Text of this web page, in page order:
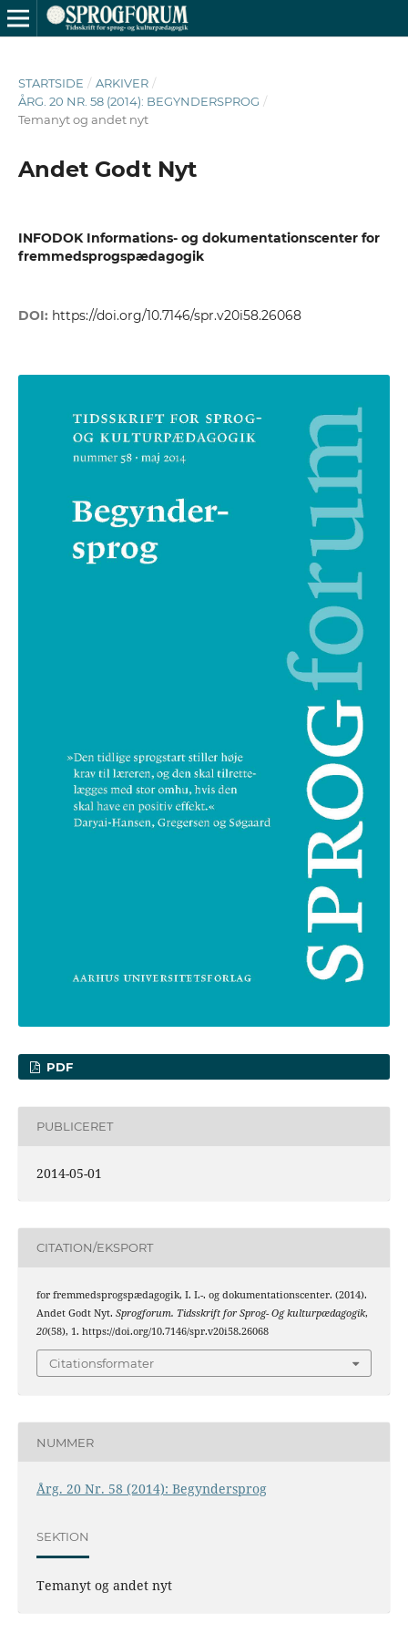
STARTSIDE / ARKIVER /
ÅRG. 20 NR. 58 (2014): BEGYNDERSPROG /
Temanyt og andet nyt
Andet Godt Nyt
INFODOK Informations- og dokumentationscenter for
fremmedsprogspædagogik
DOI: https://doi.org/10.7146/spr.v20i58.26068
PDF
PUBLICERET
2014-05-01
CITATION/EKSPORT
for fremmedsprogspædagogik, I. I.-. og dokumentationscenter. (2014).
Andet Godt Nyt. Sprogforum. Tidsskrift for Sprog- Og kulturpædagogik,
20(58), 1. https://doi.org/10.7146/spr.v20i58.26068
Citationsformater
NUMMER
Årg. 20 Nr. 58 (2014): Begyndersprog
SEKTION
Temanyt og andet nyt